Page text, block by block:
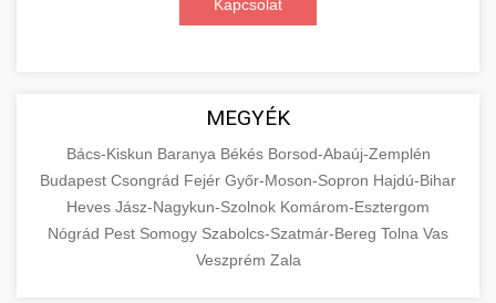
Kapcsolat
MEGYÉK
Bács-Kiskun Baranya Békés Borsod-Abaúj-Zemplén
Budapest Csongrád Fejér Győr-Moson-Sopron Hajdú-Bihar
Heves Jász-Nagykun-Szolnok Komárom-Esztergom
Nógrád Pest Somogy Szabolcs-Szatmár-Bereg Tolna Vas
Veszprém Zala